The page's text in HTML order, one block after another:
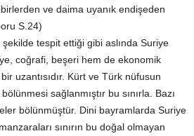
ve daima uyanık endişeden
S.24)
tespit ettiği gibi aslında Suriye
coğrafi, beşeri hem de ekonomik
uzantısıdır. Kürt ve Türk nüfusun
sağlanmıştır bu sınırla. Bazı
bölünmüştür. Dini bayramlarda Suriye
sınırın bu doğal olmayan